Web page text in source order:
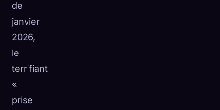
de
janvier
2026,
le
terrifiant
«
prise